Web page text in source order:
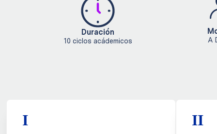
Duración
10 ciclos acádemicos A
I II